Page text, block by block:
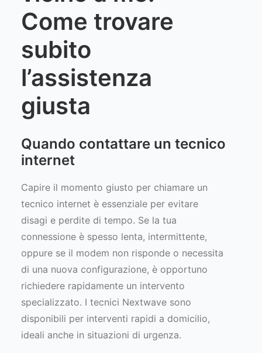
Come trovare
subito
l’assistenza
giusta
Quando contattare un tecnico
internet
Capire il momento giusto per chiamare un
tecnico internet è essenziale per evitare
disagi e perdite di tempo. Se la tua
connessione è spesso lenta, intermittente,
oppure se il modem non risponde o necessita
di una nuova configurazione, è opportuno
richiedere rapidamente un intervento
specializzato. I tecnici Nextwave sono
disponibili per interventi rapidi a domicilio,
ideali anche in situazioni di urgenza.